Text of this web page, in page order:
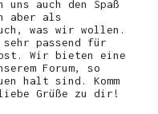
uns auch den Spaß
aber als
was wir wollen.
passend für
Wir bieten eine
Forum, so
halt sind. Komm
Grüße zu dir!